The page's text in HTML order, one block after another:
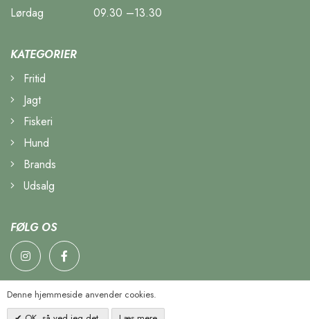
Lørdag
09.30 –13.30
KATEGORIER
Fritid
Jagt
Fiskeri
Hund
Brands
Udsalg
FØLG OS
Denne hjemmeside anvender cookies.